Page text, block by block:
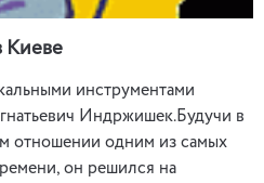
Киеве
инструментами
Индржишек.Будучи в
отношении одним из самых
он решился на